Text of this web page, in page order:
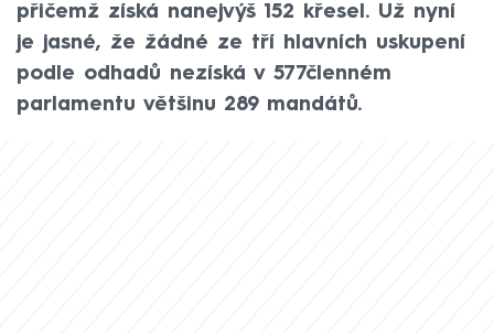
přičemž získá nanejvýš 152 křesel. Už nyní
je jasné, že žádné ze tří hlavních uskupení
podle odhadů nezíská v 577členném
parlamentu většinu 289 mandátů.